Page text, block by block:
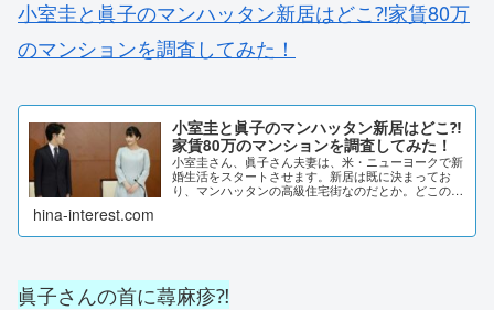
小室圭と眞子のマンハッタン新居はどこ⁈家賃80万
のマンションを調査してみた！
小室圭と眞子のマンハッタン新居はどこ⁈
家賃80万のマンションを調査してみた！
小室圭さん、眞子さん夫妻は、米・ニューヨークで新
婚生活をスタートさせます。新居は既に決まってお
り、マンハッタンの高級住宅街なのだとか。どこのマ
眞...
hina-interest.com
眞子さんの首に蕁麻疹⁈